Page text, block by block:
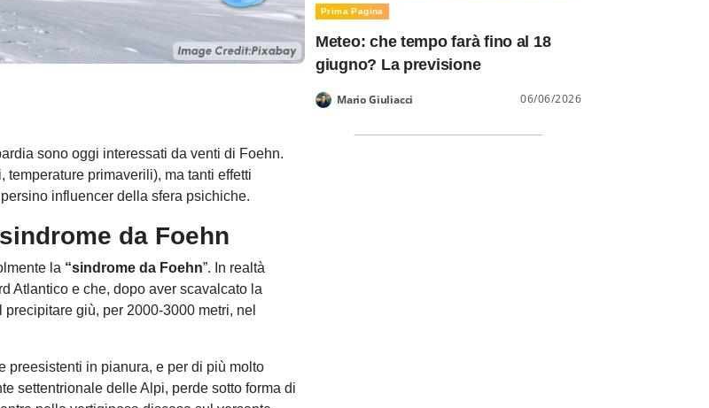
sono oggi interessati da venti di Foehn.
primaverili), ma tanti effetti
influencer della sfera psichiche.
da Foehn
la “sindrome da Foehn”. In realtà
Atlantico e che, dopo aver scavalcato la
giù, per 2000-3000 metri, nel
preesistenti in pianura, e per di più molto
settentrionale delle Alpi, perde sotto forma di
Prima Pagina
Meteo: che tempo farà fino al 18
giugno? La previsione
Mario Giuliacci 06/06/2026